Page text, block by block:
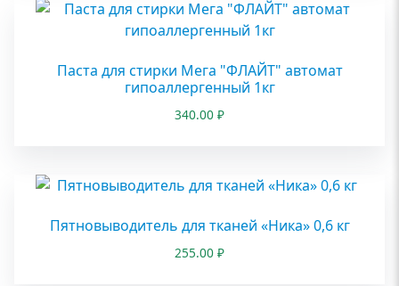
Паста для стирки Мега "ФЛАЙТ" автомат
гипоаллергенный 1кг
340.00 ₽
Пятновыводитель для тканей «Ника» 0,6 кг
255.00 ₽